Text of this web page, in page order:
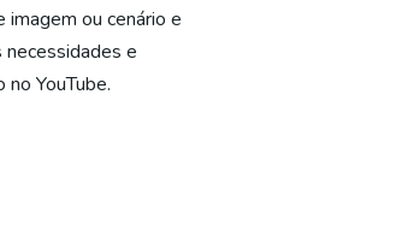
ou cenário e
e
YouTube.